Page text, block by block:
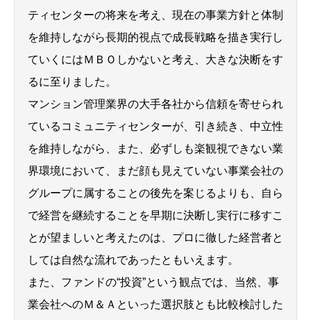
ティセンターの将来を考え、現在の事業方針と体制
を維持しながら長期的視点で成長戦略を描き実行し
ていくにはＭＢＯしかないと考え、大きな決断をす
るに至りました。
マンション管理業界の大手各社から信頼を寄せられ
ているコミュニティセンターが、引き続き、中立性
を維持しながら、また、必ずしも楽観視できない業
界環境において、まだ顔も見えていない事業会社の
グループに属することの後先を案じるよりも、自ら
で経営を継続することを早期に決断し実行に移すこ
とが望ましいと考えたのは、プロに徹した経営者と
しては自然な流れであったともいえます。
また、ファンドの“投資”という観点では、当然、事
業会社へのＭ＆Ａといった選択肢とも比較検討した